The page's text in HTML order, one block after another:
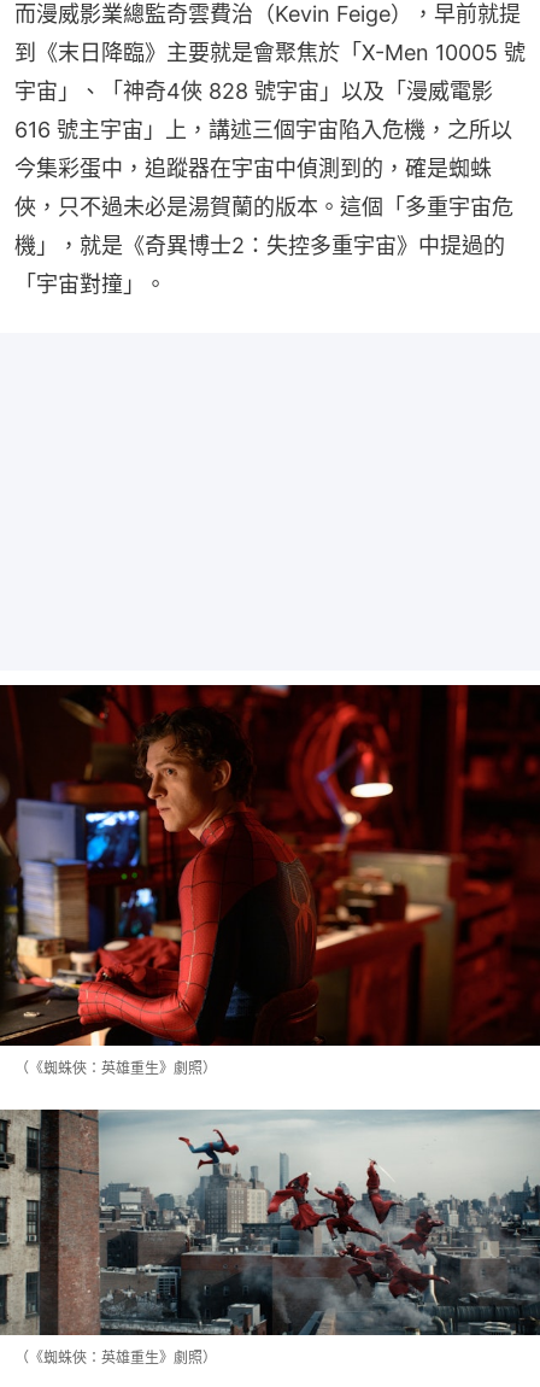
而漫威影業總監奇雲費治（Kevin Feige），早前就提
到《末日降臨》主要就是會聚焦於「X-Men 10005 號
宇宙」、「神奇4俠 828 號宇宙」以及「漫威電影
616 號主宇宙」上，講述三個宇宙陷入危機，之所以
今集彩蛋中，追蹤器在宇宙中偵測到的，確是蜘蛛
俠，只不過未必是湯賀蘭的版本。這個「多重宇宙危
機」，就是《奇異博士2：失控多重宇宙》中提過的
「宇宙對撞」。
（《蜘蛛俠：英雄重生》劇照）
（《蜘蛛俠：英雄重生》劇照）